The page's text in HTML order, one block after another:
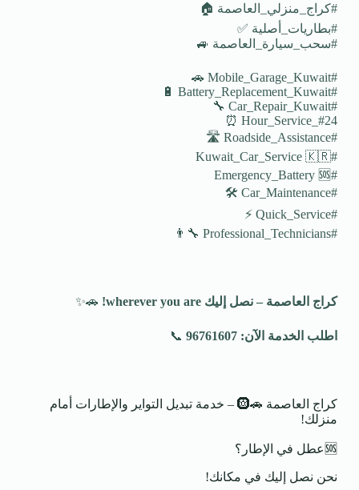
#كراج_منزلي_العاصمة 🏠
#بطاريات_أصلية ✅
#سحب_سيارة_العاصمة 🚙
#Mobile_Garage_Kuwait 🚗
#Battery_Replacement_Kuwait 🔋
#Car_Repair_Kuwait 🔧
#24_Hour_Service ⏰
#Roadside_Assistance 🛣️
#Kuwait_Car_Service 🇰🇷
#Emergency_Battery 🆘
#Car_Maintenance 🛠️
#Quick_Service ⚡
#Professional_Technicians 👨‍🔧
كراج العاصمة – نصل إليك 🚗✨
اطلب الخدمة الآن: 96761607 📞
كراج العاصمة 🚗🛞 – خدمة تبديل التواير والإطارات أمام
منزلك!
🆘عطل في الإطار؟
نحن نصل إليك في مكانك!